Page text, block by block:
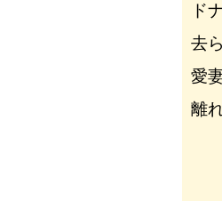
ド
去
愛
離